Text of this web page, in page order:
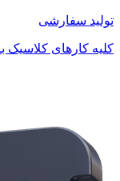
تولید سفارشی
کلیه کارهای کلاسیک